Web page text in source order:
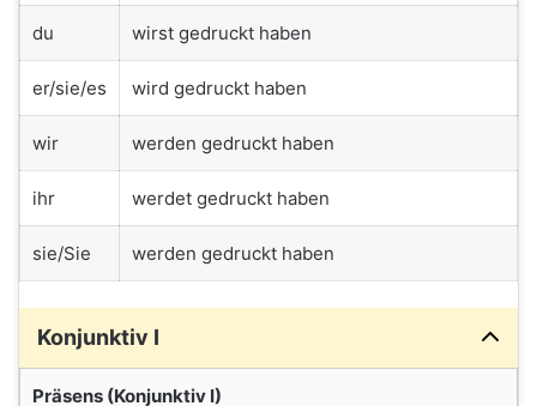
du wirst gedruckt haben
er/sie/es wird gedruckt haben
wir werden gedruckt haben
ihr werdet gedruckt haben
sie/Sie werden gedruckt haben
Konjunktiv I
Präsens (Konjunktiv I)